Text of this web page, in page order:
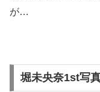
が…
堀未央奈1st写